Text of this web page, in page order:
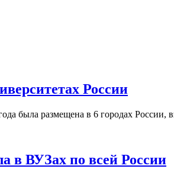
России
была размещена в 6 городах
в ВУЗах по всей России